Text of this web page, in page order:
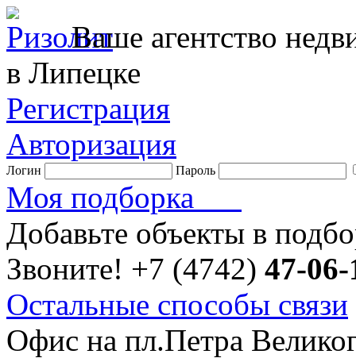
Ваше агентство
в Липецке
Регистрация
Авторизация
Логин Пароль
Моя подборка
Добавьте объекты в
Звоните! +7 (4742) 47-06-
Остальные способы связи
Офис на пл.Петра